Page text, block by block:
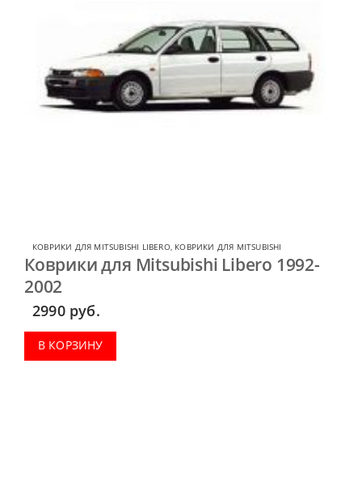
КОВРИКИ ДЛЯ MITSUBISHI LIBERO, КОВРИКИ ДЛЯ MITSUBISHI
Коврики для Mitsubishi Libero 1992-
2002
2990 руб.
В КОРЗИНУ